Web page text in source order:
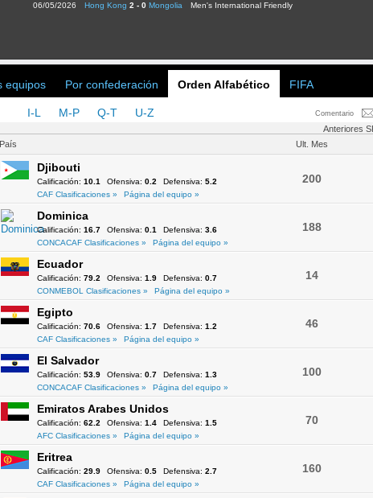
06/05/2026 Hong Kong 2 - 0 Mongolia Men's International Friendly
equipos Por confederación Orden Alfabético FIFA
Comentario
I-L M-P Q-T U-Z
Anteriores
País Ult. Mes
Djibouti
Calificación: 10.1 Ofensiva: 0.2 Defensiva: 5.2
CAF Clasificaciones »
Página del equipo »
200
Dominica
Calificación: 16.7 Ofensiva: 0.1 Defensiva: 3.6
CONCACAF Clasificaciones »
Página del equipo »
188
Ecuador
Calificación: 79.2 Ofensiva: 1.9 Defensiva: 0.7
CONMEBOL Clasificaciones »
Página del equipo »
14
Egipto
Calificación: 70.6 Ofensiva: 1.7 Defensiva: 1.2
CAF Clasificaciones »
Página del equipo »
46
El Salvador
Calificación: 53.9 Ofensiva: 0.7 Defensiva: 1.3
CONCACAF Clasificaciones »
Página del equipo »
100
Emiratos Arabes Unidos
Calificación: 62.2 Ofensiva: 1.4 Defensiva: 1.5
AFC Clasificaciones »
Página del equipo »
70
Eritrea
Calificación: 29.9 Ofensiva: 0.5 Defensiva: 2.7
CAF Clasificaciones »
Página del equipo »
160